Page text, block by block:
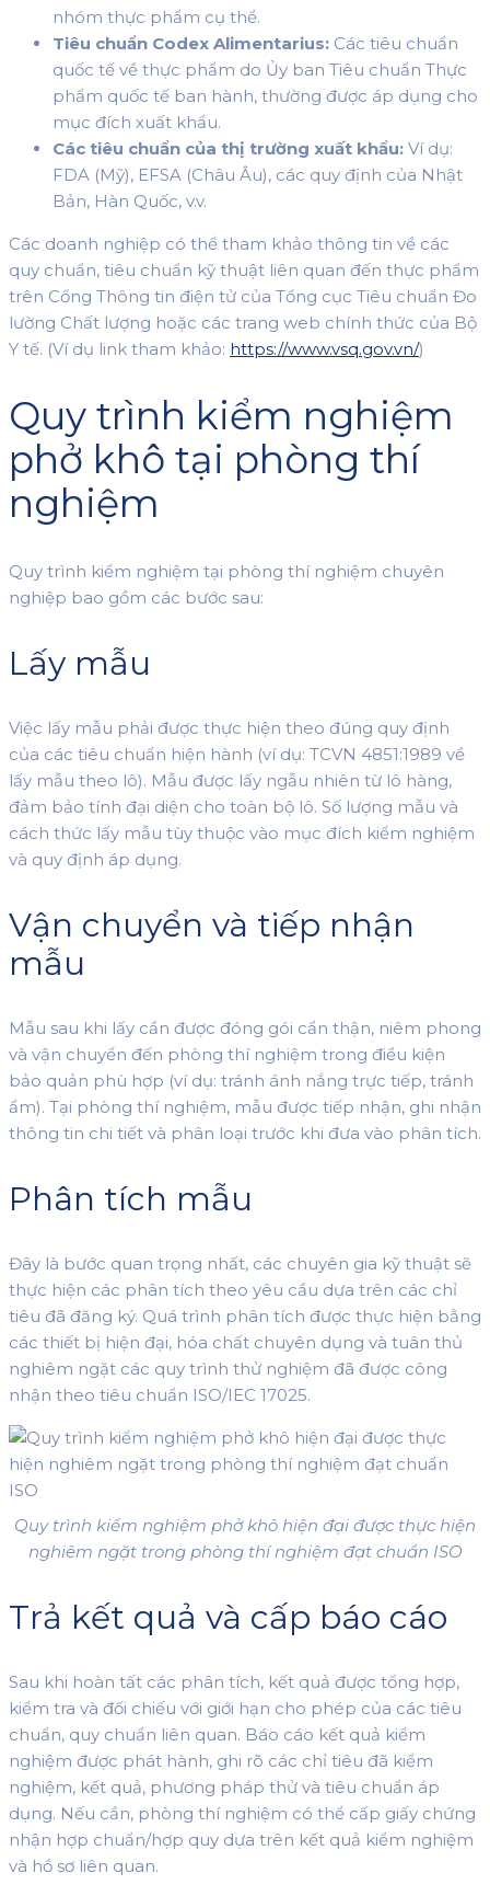
nhóm thực phẩm cụ thể.
Tiêu chuẩn Codex Alimentarius: Các tiêu chuẩn
quốc tế về thực phẩm do Ủy ban Tiêu chuẩn Thực
phẩm quốc tế ban hành, thường được áp dụng cho
mục đích xuất khẩu.
Các tiêu chuẩn của thị trường xuất khẩu: Ví dụ:
FDA (Mỹ), EFSA (Châu Âu), các quy định của Nhật
Bản, Hàn Quốc, v.v.
Các doanh nghiệp có thể tham khảo thông tin về các
quy chuẩn, tiêu chuẩn kỹ thuật liên quan đến thực phẩm
trên Cổng Thông tin điện tử của Tổng cục Tiêu chuẩn Đo
lường Chất lượng hoặc các trang web chính thức của Bộ
Y tế. (Ví dụ link tham khảo: https://www.vsq.gov.vn/)
Quy trình kiểm nghiệm
phở khô tại phòng thí
nghiệm
Quy trình kiểm nghiệm tại phòng thí nghiệm chuyên
nghiệp bao gồm các bước sau:
Lấy mẫu
Việc lấy mẫu phải được thực hiện theo đúng quy định
của các tiêu chuẩn hiện hành (ví dụ: TCVN 4851:1989 về
lấy mẫu theo lô). Mẫu được lấy ngẫu nhiên từ lô hàng,
đảm bảo tính đại diện cho toàn bộ lô. Số lượng mẫu và
cách thức lấy mẫu tùy thuộc vào mục đích kiểm nghiệm
và quy định áp dụng.
Vận chuyển và tiếp nhận
mẫu
Mẫu sau khi lấy cần được đóng gói cẩn thận, niêm phong
và vận chuyển đến phòng thí nghiệm trong điều kiện
bảo quản phù hợp (ví dụ: tránh ánh nắng trực tiếp, tránh
ẩm). Tại phòng thí nghiệm, mẫu được tiếp nhận, ghi nhận
thông tin chi tiết và phân loại trước khi đưa vào phân tích.
Phân tích mẫu
Đây là bước quan trọng nhất, các chuyên gia kỹ thuật sẽ
thực hiện các phân tích theo yêu cầu dựa trên các chỉ
tiêu đã đăng ký. Quá trình phân tích được thực hiện bằng
các thiết bị hiện đại, hóa chất chuyên dụng và tuân thủ
nghiêm ngặt các quy trình thử nghiệm đã được công
nhận theo tiêu chuẩn ISO/IEC 17025.
Quy trình kiểm nghiệm phở khô hiện đại được thực hiện
nghiêm ngặt trong phòng thí nghiệm đạt chuẩn ISO
Trả kết quả và cấp báo cáo
Sau khi hoàn tất các phân tích, kết quả được tổng hợp,
kiểm tra và đối chiếu với giới hạn cho phép của các tiêu
chuẩn, quy chuẩn liên quan. Báo cáo kết quả kiểm
nghiệm được phát hành, ghi rõ các chỉ tiêu đã kiểm
nghiệm, kết quả, phương pháp thử và tiêu chuẩn áp
dụng. Nếu cần, phòng thí nghiệm có thể cấp giấy chứng
nhận hợp chuẩn/hợp quy dựa trên kết quả kiểm nghiệm
và hồ sơ liên quan.